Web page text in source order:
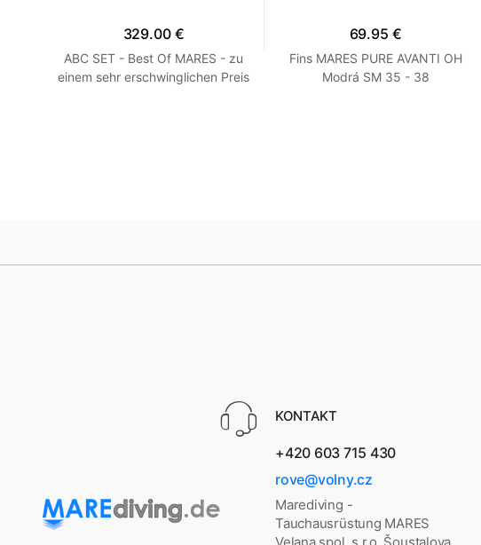
329.00 €
ABC SET - Best Of MARES - zu
einem sehr erschwinglichen Preis
69.95 €
Fins MARES PURE AVANTI OH
Modrá SM 35 - 38
KONTAKT
+420 603 715 430
rove@volny.cz
Marediving -
Tauchausrüstung MARES